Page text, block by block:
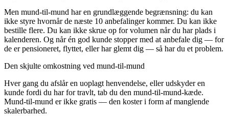
Men mund-til-mund har en grundlæggende begrænsning: du kan
ikke styre hvornår de næste 10 anbefalinger kommer. Du kan ikke
bestille flere. Du kan ikke skrue op for volumen når du har plads i
kalenderen. Og når én god kunde stopper med at anbefale dig — for
de er pensioneret, flyttet, eller har glemt dig — så har du et problem.
Den skjulte omkostning ved mund-til-mund
Hver gang du afslår en uoplagt henvendelse, eller udskyder en
kunde fordi du har for travlt, tab du den mund-til-mund-kæde.
Mund-til-mund er ikke gratis — den koster i form af manglende
skalerbarhed.